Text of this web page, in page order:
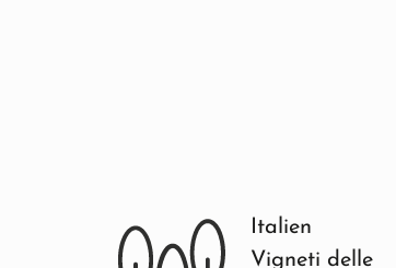
Italien
Vigneti delle